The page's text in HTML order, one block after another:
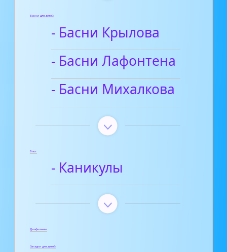
Басни для детей
- Басни Крылова
- Басни Лафонтена
- Басни Михалкова
Блог
- Каникулы
Диафильмы
Загадки для детей